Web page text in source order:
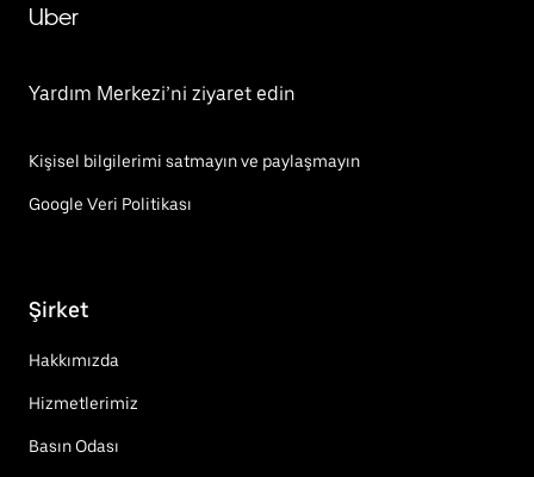
Uber
Yardım Merkezi’ni ziyaret edin
Kişisel bilgilerimi satmayın ve paylaşmayın
Google Veri Politikası
Şirket
Hakkımızda
Hizmetlerimiz
Basın Odası